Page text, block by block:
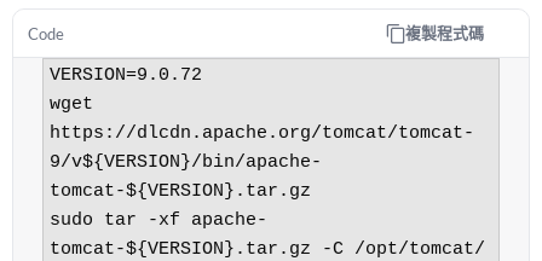
Code 複製程式碼
VERSION=9.0.72
wget
https://dlcdn.apache.org/tomcat/tomcat-
9/v${VERSION}/bin/apache-
tomcat-${VERSION}.tar.gz
sudo tar -xf apache-
tomcat-${VERSION}.tar.gz -C /opt/tomcat/